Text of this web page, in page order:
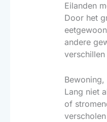
Eilanden
Door het
andere
Lang niet
of